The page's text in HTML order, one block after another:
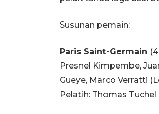
Susunan pemain:
Paris Saint-Germain
Presnel Kimpembe,
Gueye, Marco Verratti
Pelatih: Thomas Tuchel